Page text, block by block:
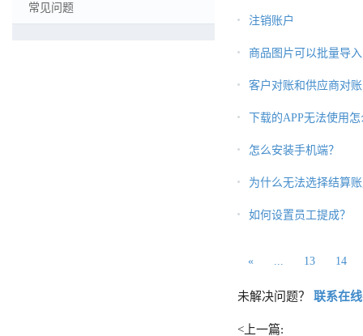
常见问题
注销账户
商品图片可以批量导
客户对账和供应商对
下载的APP无法使用
怎么安装手机端？
为什么无法选择结算
如何设置员工提成？
« 13 14
未解决问题？ 联系在
<上一篇: